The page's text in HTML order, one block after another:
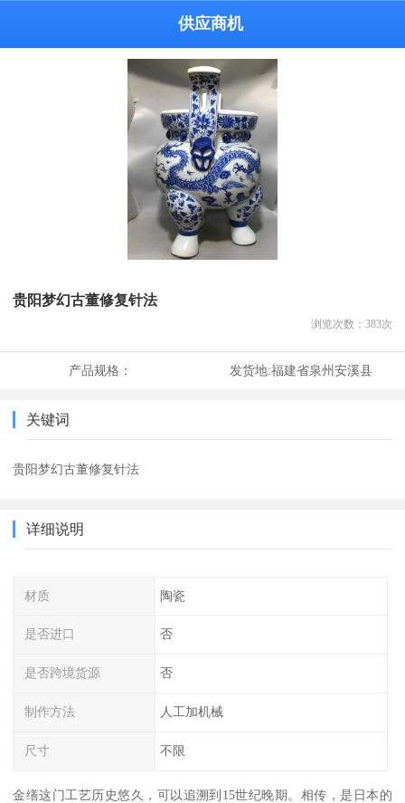
供应商机
贵阳梦幻古董修复针法
浏览次数： 383次
产品规格： 发货地:福建省泉州安溪县
关键词
贵阳梦幻古董修复针法
详细说明
材质 陶瓷
是否进口 否
是否跨境货源 否
制作方法 人工加机械
尺寸 不限
金缮这门工艺历史悠久，可以追溯到15世纪晚期。相传，是日本的